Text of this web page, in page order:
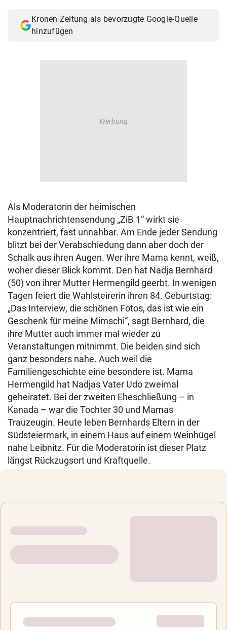
Kronen Zeitung als bevorzugte Google-Quelle
hinzufügen
Als Moderatorin der heimischen
Hauptnachrichtensendung „ZiB 1“ wirkt sie
konzentriert, fast unnahbar. Am Ende jeder Sendung
blitzt bei der Verabschiedung dann aber doch der
Schalk aus ihren Augen. Wer ihre Mama kennt, weiß,
woher dieser Blick kommt. Den hat Nadja Bernhard
(50) von ihrer Mutter Hermengild geerbt. In wenigen
Tagen feiert die Wahlsteirerin ihren 84. Geburtstag:
„Das Interview, die schönen Fotos, das ist wie ein
Geschenk für meine Mimschi“, sagt Bernhard, die
ihre Mutter auch immer mal wieder zu
Veranstaltungen mitnimmt. Die beiden sind sich
ganz besonders nahe. Auch weil die
Familiengeschichte eine besondere ist. Mama
Hermengild hat Nadjas Vater Udo zweimal
geheiratet. Bei der zweiten Eheschließung – in
Kanada – war die Tochter 30 und Mamas
Trauzeugin. Heute leben Bernhards Eltern in der
Südsteiermark, in einem Haus auf einem Weinhügel
nahe Leibnitz. Für die Moderatorin ist dieser Platz
längst Rückzugsort und Kraftquelle.